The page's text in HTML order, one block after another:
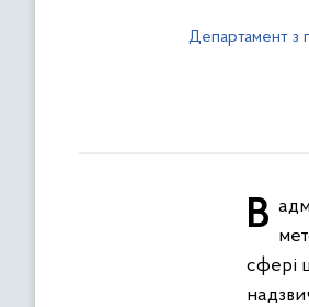
Департамент з
В адмінбудівлі управління з питань цивільного захисту Івано-Франківської обласної державної адміністрації з
сфері